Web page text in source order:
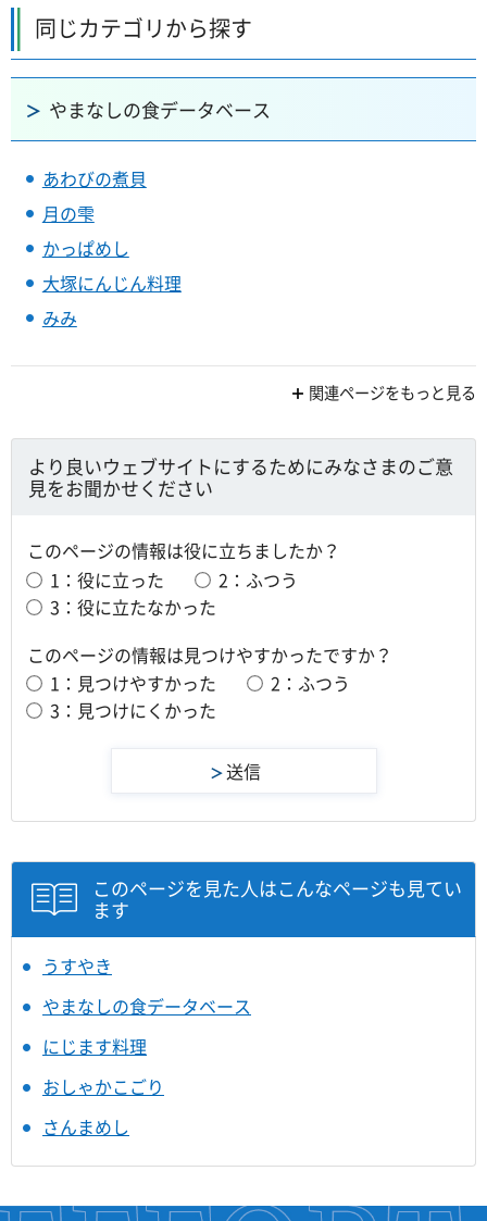
同じカテゴリから探す
やまなしの食データベース
あわびの煮貝
月の雫
かっぱめし
大塚にんじん料理
みみ
関連ページをもっと見る
より良いウェブサイトにするためにみなさまのご意
見をお聞かせください
このページの情報は役に立ちましたか？
1：役に立った
2：ふつう
3：役に立たなかった
このページの情報は見つけやすかったですか？
1：見つけやすかった
2：ふつう
3：見つけにくかった
このページを見た人はこんなページも見てい
ます
うすやき
やまなしの食データベース
にじます料理
おしゃかこごり
さんまめし